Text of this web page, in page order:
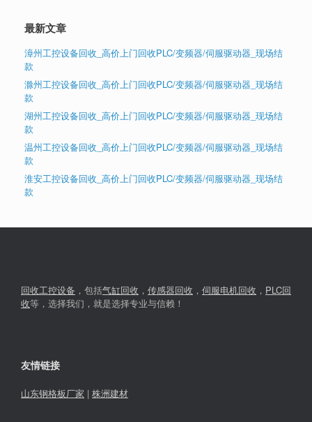
最新文章
漳州工控设备回收_高价上门回收PLC/变频器/伺服驱动器_现场结
款
滁州工控设备回收_高价上门回收PLC/变频器/伺服驱动器_现场结
款
湖州工控设备回收_高价上门回收PLC/变频器/伺服驱动器_现场结
款
温州工控设备回收_高价上门回收PLC/变频器/伺服驱动器_现场结
款
淮安工控设备回收_高价上门回收PLC/变频器/伺服驱动器_现场结
款
回收工控设备 ，包括气缸回收 ， 传感器回收 ， 伺服电机回收 ， PLC回
收等，选择我们，就是选择专业与信赖！
友情链接
山东钢格板厂家 | 株洲建材